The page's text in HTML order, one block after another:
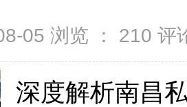
05 浏览 ： 210 评
深度解析南昌